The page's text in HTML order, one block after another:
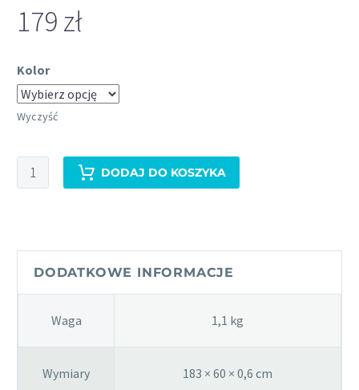
179 zł
Kolor
Wyczyść
ilość
Bodhi
-
mata
DODAJ DO KOSZYKA
DODATKOWE INFORMACJE
Waga 1,1 kg
Wymiary 183 × 60 × 0,6 cm